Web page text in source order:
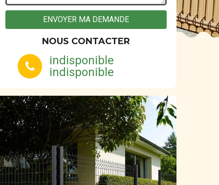
NOUS CONTACTER
indisponible
indisponible